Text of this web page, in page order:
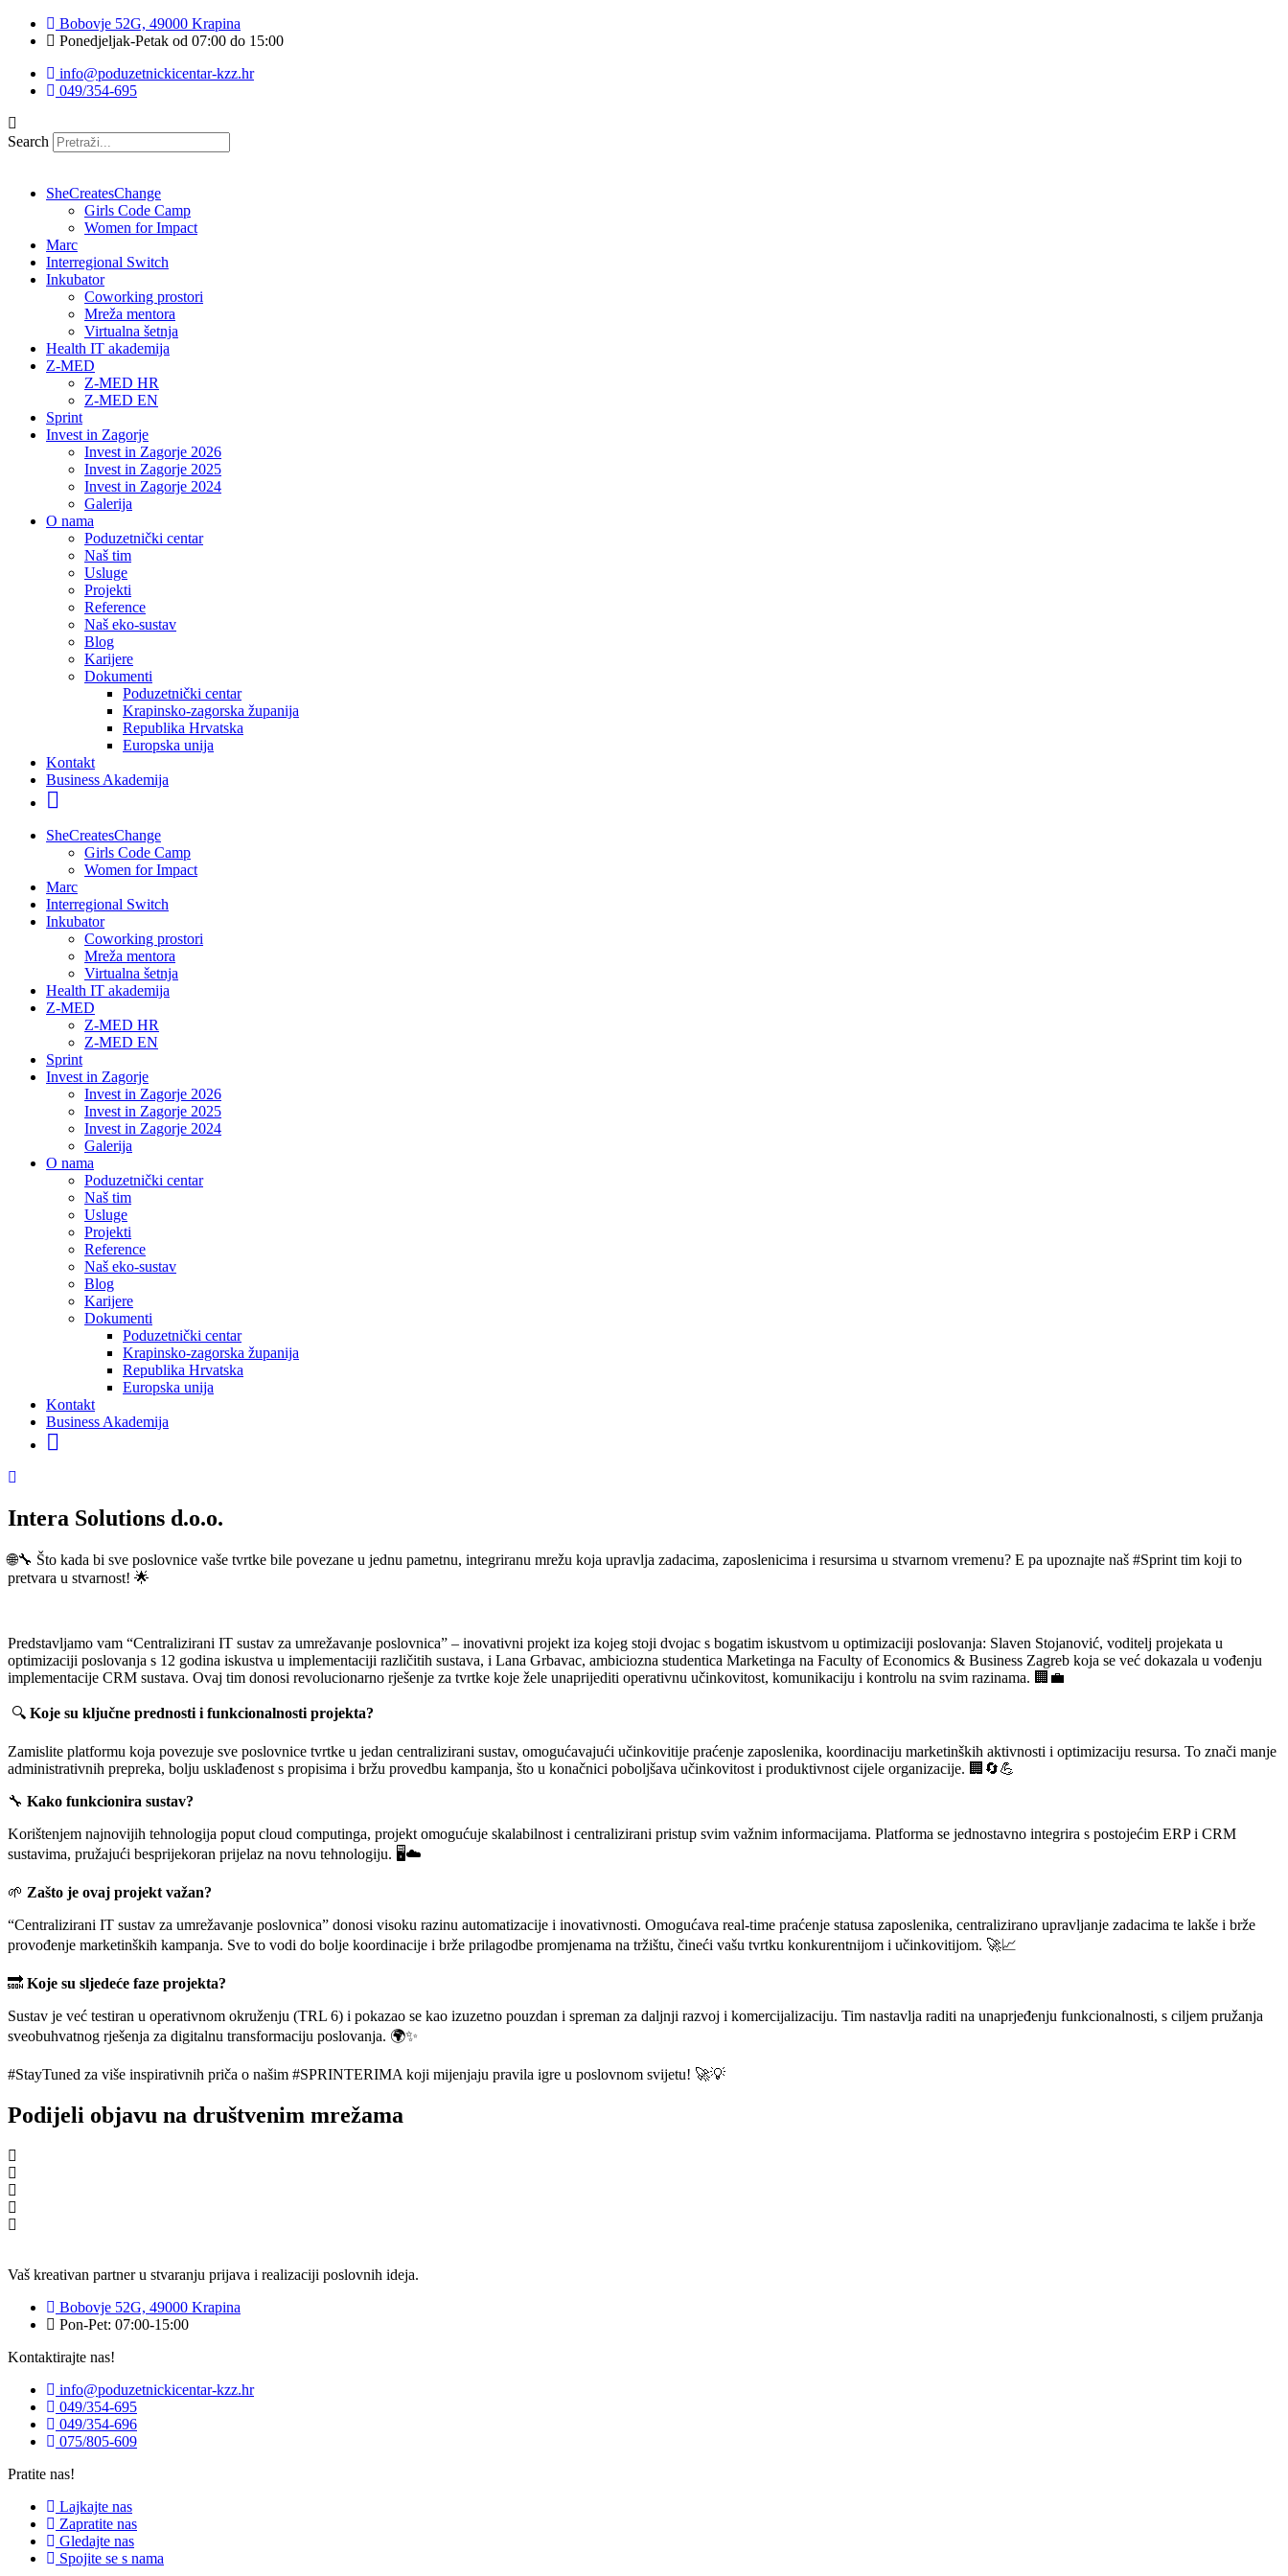
Bobovje 52G, 49000 Krapina
Ponedjeljak-Petak od 07:00 do 15:00
info@poduzetnickicentar-kzz.hr
049/354-695
Search
SheCreatesChange
Girls Code Camp
Women for Impact
Marc
Interregional Switch
Inkubator
Coworking prostori
Mreža mentora
Virtualna šetnja
Health IT akademija
Z-MED
Z-MED HR
Z-MED EN
Sprint
Invest in Zagorje
Invest in Zagorje 2026
Invest in Zagorje 2025
Invest in Zagorje 2024
Galerija
O nama
Poduzetnički centar
Naš tim
Usluge
Projekti
Reference
Naš eko-sustav
Blog
Karijere
Dokumenti
Poduzetnički centar
Krapinsko-zagorska županija
Republika Hrvatska
Europska unija
Kontakt
Business Akademija
SheCreatesChange
Girls Code Camp
Women for Impact
Marc
Interregional Switch
Inkubator
Coworking prostori
Mreža mentora
Virtualna šetnja
Health IT akademija
Z-MED
Z-MED HR
Z-MED EN
Sprint
Invest in Zagorje
Invest in Zagorje 2026
Invest in Zagorje 2025
Invest in Zagorje 2024
Galerija
O nama
Poduzetnički centar
Naš tim
Usluge
Projekti
Reference
Naš eko-sustav
Blog
Karijere
Dokumenti
Poduzetnički centar
Krapinsko-zagorska županija
Republika Hrvatska
Europska unija
Kontakt
Business Akademija
Intera Solutions d.o.o.
🌐🔧 Što kada bi sve poslovnice vaše tvrtke bile povezane u jednu pametnu, integriranu mrežu koja upravlja zadacima, zaposlenicima i resursima u stvarnom vremenu? E pa upoznajte naš #Sprint tim koji to
pretvara u stvarnost! 🌟
Predstavljamo vam “Centralizirani IT sustav za umrežavanje poslovnica” – inovativni projekt iza kojeg stoji dvojac s bogatim iskustvom u optimizaciji poslovanja: Slaven Stojanović, voditelj projekata u
optimizaciji poslovanja s 12 godina iskustva u implementaciji različitih sustava, i Lana Grbavac, ambiciozna studentica Marketinga na Faculty of Economics & Business Zagreb koja se već dokazala u vođenju
implementacije CRM sustava. Ovaj tim donosi revolucionarno rješenje za tvrtke koje žele unaprijediti operativnu učinkovitost, komunikaciju i kontrolu na svim razinama. 🏢💼
🔍 Koje su ključne prednosti i funkcionalnosti projekta?
Zamislite platformu koja povezuje sve poslovnice tvrtke u jedan centralizirani sustav, omogućavajući učinkovitije praćenje zaposlenika, koordinaciju marketinških aktivnosti i optimizaciju resursa. To znači manje
administrativnih prepreka, bolju usklađenost s propisima i bržu provedbu kampanja, što u konačnici poboljšava učinkovitost i produktivnost cijele organizacije. 🏢🔄💪
🔧 Kako funkcionira sustav?
Korištenjem najnovijih tehnologija poput cloud computinga, projekt omogućuje skalabilnost i centralizirani pristup svim važnim informacijama. Platforma se jednostavno integrira s postojećim ERP i CRM
sustavima, pružajući besprijekoran prijelaz na novu tehnologiju. 🖥️☁️
🌱 Zašto je ovaj projekt važan?
“Centralizirani IT sustav za umrežavanje poslovnica” donosi visoku razinu automatizacije i inovativnosti. Omogućava real-time praćenje statusa zaposlenika, centralizirano upravljanje zadacima te lakše i brže
provođenje marketinških kampanja. Sve to vodi do bolje koordinacije i brže prilagodbe promjenama na tržištu, čineći vašu tvrtku konkurentnijom i učinkovitijom. 🚀📈
🔜 Koje su sljedeće faze projekta?
Sustav je već testiran u operativnom okruženju (TRL 6) i pokazao se kao izuzetno pouzdan i spreman za daljnji razvoj i komercijalizaciju. Tim nastavlja raditi na unaprjeđenju funkcionalnosti, s ciljem pružanja
sveobuhvatnog rješenja za digitalnu transformaciju poslovanja. 🌍✨
#StayTuned za više inspirativnih priča o našim #SPRINTERIMA koji mijenjaju pravila igre u poslovnom svijetu! 🚀💡
Podijeli objavu na društvenim mrežama
Vaš kreativan partner u stvaranju prijava i realizaciji poslovnih ideja.
Bobovje 52G, 49000 Krapina
Pon-Pet: 07:00-15:00
Kontaktirajte nas!
info@poduzetnickicentar-kzz.hr
049/354-695
049/354-696
075/805-609
Pratite nas!
Lajkajte nas
Zapratite nas
Gledajte nas
Spojite se s nama